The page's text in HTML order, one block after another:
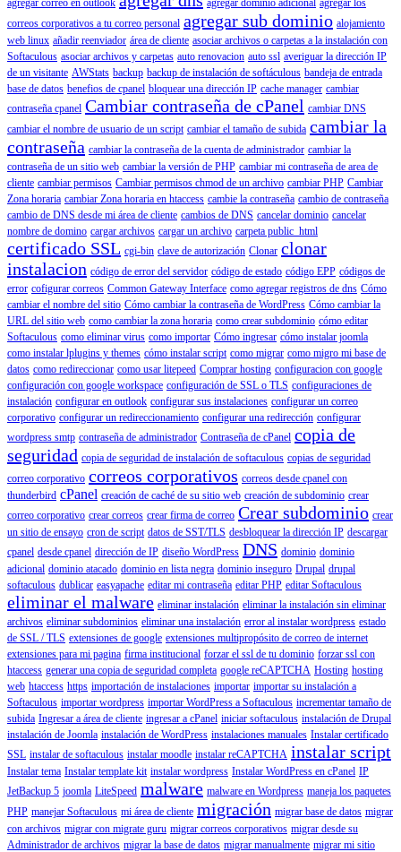
correos corporativos a tu correo personal agregar sub dominio alojamiento
web linux añadir reenviador área de cliente asociar archivos o carpetas a la instalación con
Softaculous asociar archivos y carpetas auto renovacion auto ssl averiguar la dirección IP
de un visitante AWStats backup backup de instalación de softáculous bandeja de entrada
base de datos benefios de cpanel bloquear una dirección IP cache manager cambiar
contraseña cpanel Cambiar contraseña de cPanel cambiar DNS
cambiar el nombre de usuario de un script cambiar el tamaño de subida cambiar la
contraseña cambiar la contraseña de la cuenta de administrador cambiar la
contraseña de un sitio web cambiar la versión de PHP cambiar mi contraseña de area de
cliente cambiar permisos Cambiar permisos chmod de un archivo cambiar PHP Cambiar
Zona horaria cambiar Zona horaria en htaccess cambie la contraseña cambio de contraseña
cambio de DNS desde mi área de cliente cambios de DNS cancelar dominio cancelar
nombre de domino cargar archivos cargar un archivo carpeta public_html
certificado SSL cgi-bin clave de autorización Clonar clonar
instalacion código de error del servidor código de estado código EPP códigos de
error cofigurar correos Common Gateway Interface como agregar registros de dns Cómo
cambiar el nombre del sitio Cómo cambiar la contraseña de WordPress Cómo cambiar la
URL del sitio web como cambiar la zona horaria como crear subdominio cómo editar
Softaculous como eliminar virus como importar Cómo ingresar cómo instalar joomla
como instalar lplugins y themes cómo instalar script como migrar como migro mi base de
datos como redireccionar como usar litepeed Comprar hosting configuracion con google
configuración con google workspace configuración de SSL o TLS configuraciones de
instalación configurar en outlook configurar sus instalaciones configurar un correo
corporativo configurar un redireccionamiento configurar una redirección configurar
wordpress smtp contraseña de administrador Contraseña de cPanel copia de
seguridad copia de seguridad de instalación de softaculous copias de seguridad
correo corporativo correos corporativos correos desde cpanel con
thunderbird cPanel creación de caché de su sitio web creación de subdominio crear
correo corporativo crear correos crear firma de correo Crear subdominio crear
un sitio de ensayo cron de script datos de SST/TLS desbloquear la dirección IP descargar
cpanel desde cpanel dirección de IP diseño WordPress DNS dominio dominio
adicional dominio atacado dominio en lista negra dominio inseguro Drupal drupal
softaculous dublicar easyapache editar mi contraseña editar PHP editar Softaculous
eliminar el malware eliminar instalación eliminar la instalación sin eliminar
archivos eliminar subdominios eliminar una instalación error al instalar wordpress estado
de SSL / TLS extensiones de google extensiones multipropósito de correo de internet
extensiones para mi pagina firma institucional forzar el ssl de tu dominio forzar ssl con
htaccess generar una copia de seguridad completa google reCAPTCHA Hosting hosting
web htaccess https importación de instalaciones importar importar su instalación a
Softaculous importar wordpress importar WordPress a Softaculous incrementar tamaño de
subida Ingresar a área de cliente ingresar a cPanel iniciar softaculous instalación de Drupal
instalación de Joomla instalación de WordPress instalaciones manuales Instalar certificado
SSL instalar de softaculous instalar moodle instalar reCAPTCHA instalar script
Instalar tema Instalar template kit instalar wordpress Instalar WordPress en cPanel IP
JetBackup 5 joomla LiteSpeed malware malware en Wordpress maneja los paquetes
PHP manejar Softaculous mi área de cliente migración migrar base de datos migrar
con archivos migrar con migrate guru migrar correos corporativos migrar desde su
Administrador de archivos migrar la base de datos migrar manualmente migrar mi sitio